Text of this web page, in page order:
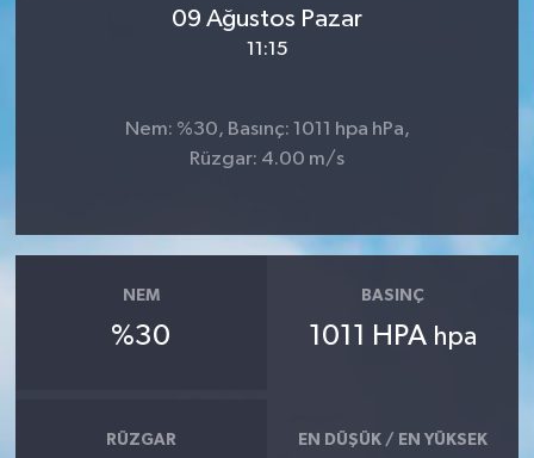
09 Ağustos Pazar
11:15
Nem: %30, Basınç: 1011 hpa hPa,
Rüzgar: 4.00 m/s
NEM
%30
BASINÇ
1011 HPA hpa
RÜZGAR EN DÜŞÜK / EN YÜKSEK